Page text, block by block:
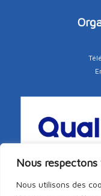
Nous
Nous utilisons des